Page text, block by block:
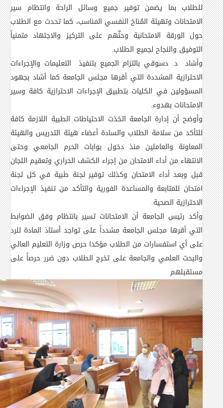
للطلاب بما يضمن توفير جميع وسائل الراحة وانتظام سير
الامتحانات وتهيئة المُناخ النفسي المناسب، كما تحدث مع الطلاب
حول الورقة الامتحانية وحثّهم على التركيز والاجتهاد متمنياً
التوفيق والنجاح لجميع الطلاب.
وأشاد د. دسوقي بالتزام الجميع بتنفيذ التعليمات والإجراءات
الاحترازية المشددة التي أقرها مجلس الجامعة كما أشاد بجهود
المسؤولين في الكليات بتطبيق الإجراءات الاحترازية كافة وسير
الامتحانات بهدوء.
وأوضح أن إدارة الجامعة اتخذت الاحتياطات الطبية اللازمة كافة
للتأكد من سلامة الطلاب والسادة أعضاء هيئة التدريس والهيئة
المعاونة والعاملين منذ دخول بوابات الحرم الجامعي وحتى
الانتهاء من أداء الامتحان من إجراء الكشف الحراري وتعقيم اللجان
قبل وبعد أداء الامتحان وكذلك توفير لجنة طبية في كل لجنة
امتحان للمتابعة والمساعدة الفورية والتأكد من تنفيذ الإجراءات
الاحترازية الصحية.
وأكد رئيس الجامعة أن الامتحانات تسير بانتظام وفق الضوابط
التي أقرها مجلس الجامعة مشدداً على تواجد أستاذ المادة للرد
على أي استفسارات من الطلاب مؤكدا حرص وزارة التعليم العالي
والبحث العلمي والجامعة على تخرج الطلاب دون ضرر حرصاً على
مستقبلهم